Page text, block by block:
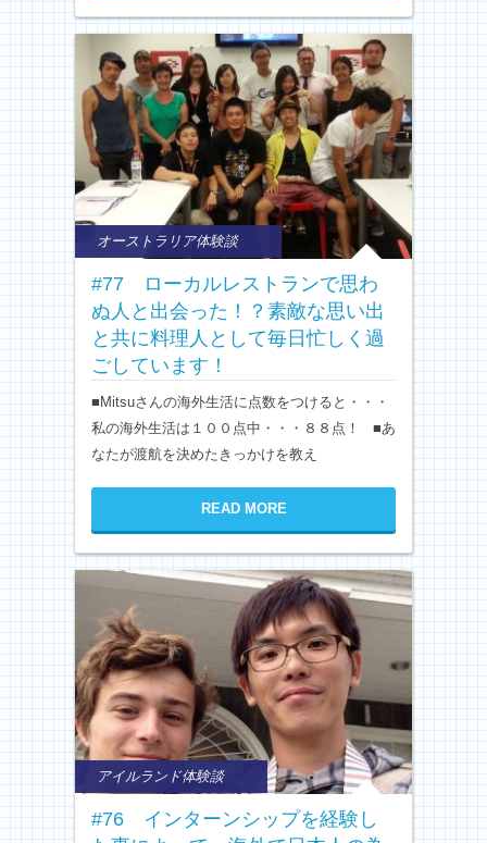
オーストラリア体験談
#77 ローカルレストランで思わ
ぬ人と出会った！？素敵な思い出
と共に料理人として毎日忙しく過
ごしています！
■Mitsuさんの海外生活に点数をつけると・・・
私の海外生活は１００点中・・・８８点！ ■あ
なたが渡航を決めたきっかけを教え
READ MORE
アイルランド体験談
#76 インターンシップを経験し